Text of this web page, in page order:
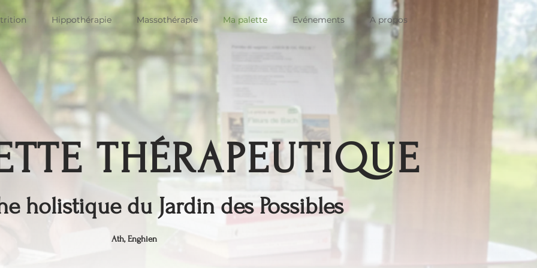
Hippothérapie Massothérapie Ma palette Evénements A propos
THÉRAPEUTIQUE
holistique du Jardin des Possibles
Ath, Enghien